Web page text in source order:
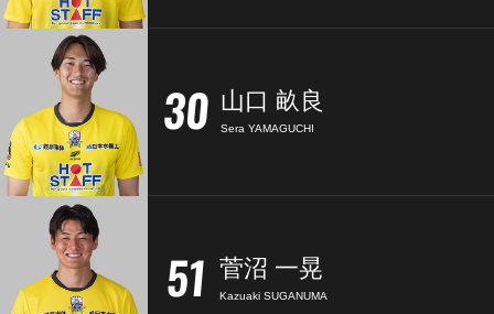
30 山口 畝良
Sera YAMAGUCHI
51 菅沼 一晃
Kazuaki SUGANUMA